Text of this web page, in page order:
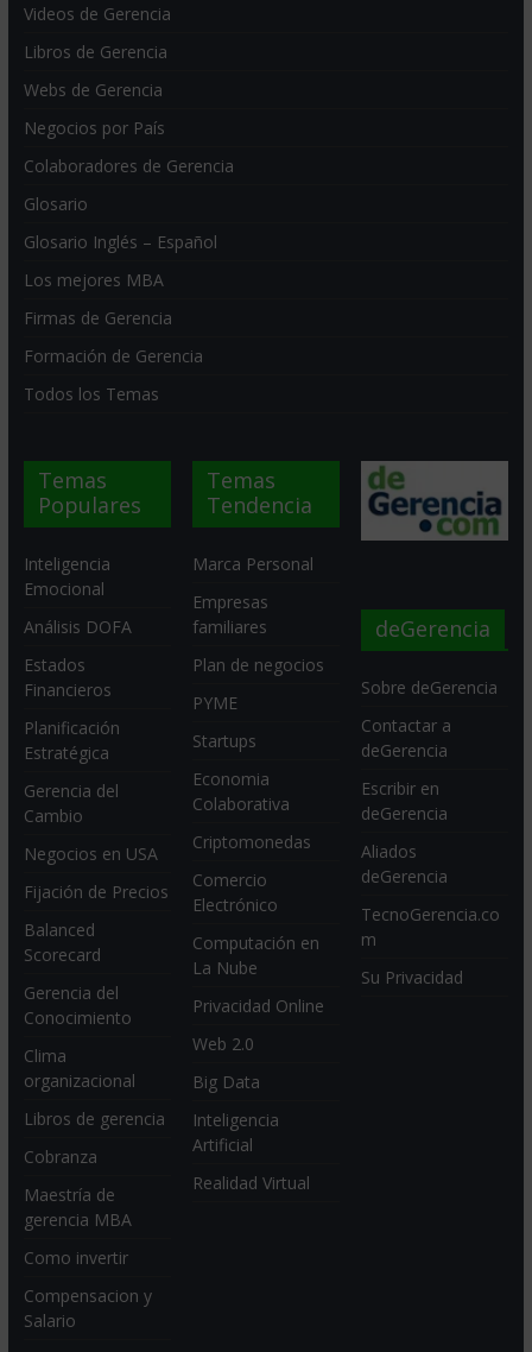
Videos de Gerencia
Libros de Gerencia
Webs de Gerencia
Negocios por País
Colaboradores de Gerencia
Glosario
Glosario Inglés – Español
Los mejores MBA
Firmas de Gerencia
Formación de Gerencia
Todos los Temas
Temas
Populares
Inteligencia
Emocional
Análisis DOFA
Estados
Financieros
Planificación
Estratégica
Gerencia del
Cambio
Negocios en USA
Fijación de Precios
Balanced
Scorecard
Gerencia del
Conocimiento
Clima
organizacional
Libros de gerencia
Cobranza
Maestría de
gerencia MBA
Como invertir
Compensacion y
Salario
Temas
Tendencia
Marca Personal
Empresas
familiares
Plan de negocios
PYME
Startups
Economia
Colaborativa
Criptomonedas
Comercio
Electrónico
Computación en
La Nube
Privacidad Online
Web 2.0
Big Data
Inteligencia
Artificial
Realidad Virtual
deGerencia
Sobre deGerencia
Contactar a
deGerencia
Escribir en
deGerencia
Aliados
deGerencia
TecnoGerencia.co
m
Su Privacidad